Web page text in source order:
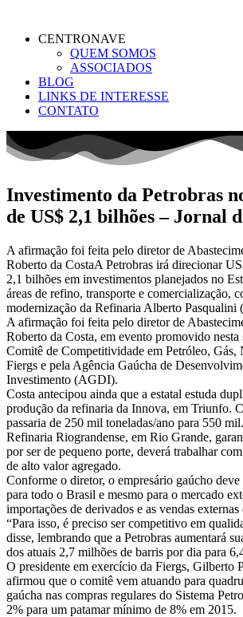
CENTRONAVE
QUEM SOMOS
ASSOCIADOS
BLOG
LINKS DE INTERESSE
CONTATO
Investimento da Petrobras
de US$ 2,1 bilhões – Jornal
A afirmação foi feita pelo diretor de
Roberto da CostaA Petrobras irá direcionar
2,1 bilhões em investimentos planejados no
áreas de refino, transporte e comercialização,
modernização da Refinaria Alberto Pasqualini
A afirmação foi feita pelo diretor de
Roberto da Costa, em evento promovido
Comitê de Competitividade em Petróleo, Gás,
Fiergs e pela Agência Gaúcha de
Investimento (AGDI).
Costa antecipou ainda que a estatal estuda
produção da refinaria da Innova, em Triunfo.
passaria de 250 mil toneladas/ano para 550
Refinaria Riograndense, em Rio Grande,
por ser de pequeno porte, deverá trabalhar
de alto valor agregado.
Conforme o diretor, o empresário gaúcho deve
para todo o Brasil e mesmo para o mercado
importações de derivados e as vendas
“Para isso, é preciso ser competitivo em
disse, lembrando que a Petrobras aumentará
dos atuais 2,7 milhões de barris por dia para
O presidente em exercício da Fiergs, Gilberto
afirmou que o comitê vem atuando para
gaúcha nas compras regulares do Sistema
2% para um patamar mínimo de 8% em 2015.